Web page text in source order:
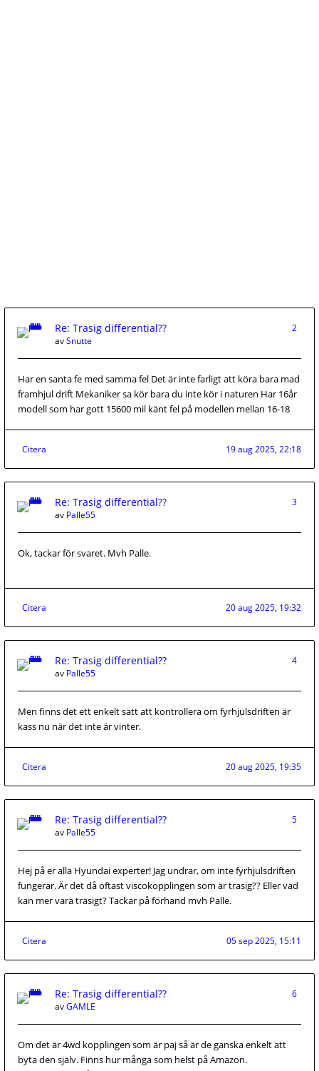
Re: Trasig differential??
2
avSnutte
Har en santa fe med samma fel Det är inte farligt att köra bara mad
framhjul drift Mekaniker sa kör bara du inte kör i naturen Har 16år
modell som har gott 15600 mil känt fel på modellen mellan 16-18
Citera 19 aug 2025, 22:18
Re: Trasig differential??
3
av Palle55
Ok, tackar för svaret. Mvh Palle.
Citera 20 aug 2025, 19:32
Re: Trasig differential??
4
av Palle55
Men finns det ett enkelt sätt att kontrollera om fyrhjulsdriften är
kass nu när det inte är vinter.
Citera 20 aug 2025, 19:35
Re: Trasig differential??
5
av Palle55
Hej på er alla Hyundai experter! Jag undrar, om inte fyrhjulsdriften
fungerar. Är det då oftast viscokopplingen som är trasig?? Eller vad
kan mer vara trasigt? Tackar på förhand mvh Palle.
Citera 05 sep 2025, 15:11
Re: Trasig differential??
6
avGAMLE
Om det är 4wd kopplingen som är paj så är de ganska enkelt att
byta den själv. Finns hur många som helst på Amazon.